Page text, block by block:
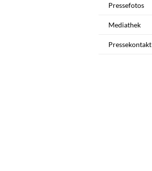
Pressefotos
Mediathek
Pressekontakt